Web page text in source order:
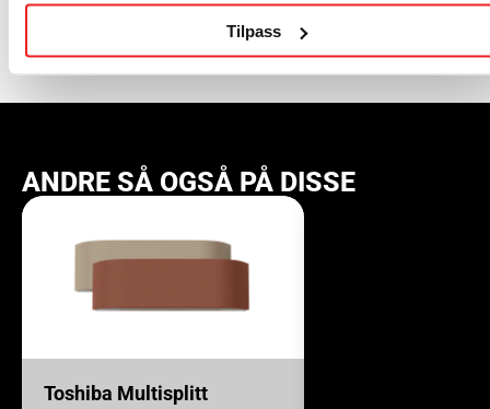
Tilpass
Be om pristilbud
ANDRE SÅ OGSÅ PÅ DISSE
Toshiba Multisplitt